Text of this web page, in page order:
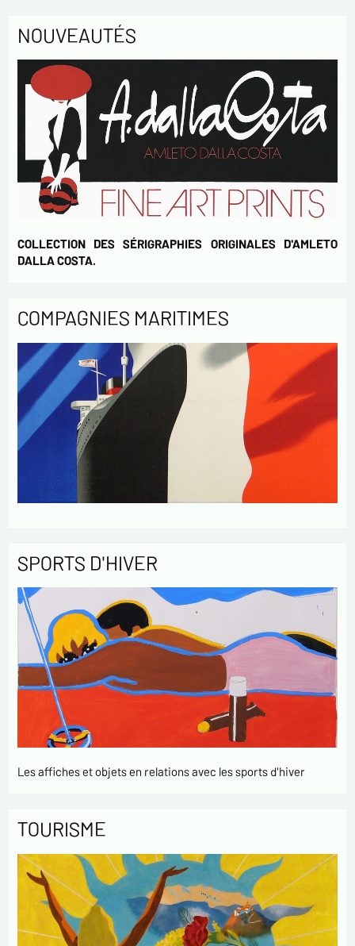
NOUVEAUTÉS
COLLECTION DES SÉRIGRAPHIES ORIGINALES D'AMLETO
DALLA COSTA.
COMPAGNIES MARITIMES
SPORTS D'HIVER
Les affiches et objets en relations avec les sports d'hiver
TOURISME